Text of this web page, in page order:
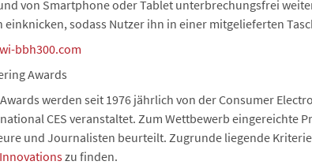
von Smartphone oder Tablet unterbrechungsfrei
einknicken, sodass Nutzer ihn in einer mitgelieferten
bbh300.com
Awards
werden seit 1976 jährlich von der Consumer
CES veranstaltet. Zum Wettbewerb eingereichte
und Journalisten beurteilt. Zugrunde liegende
zu finden.